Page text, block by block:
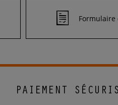
Formulaire
PAIEMENT